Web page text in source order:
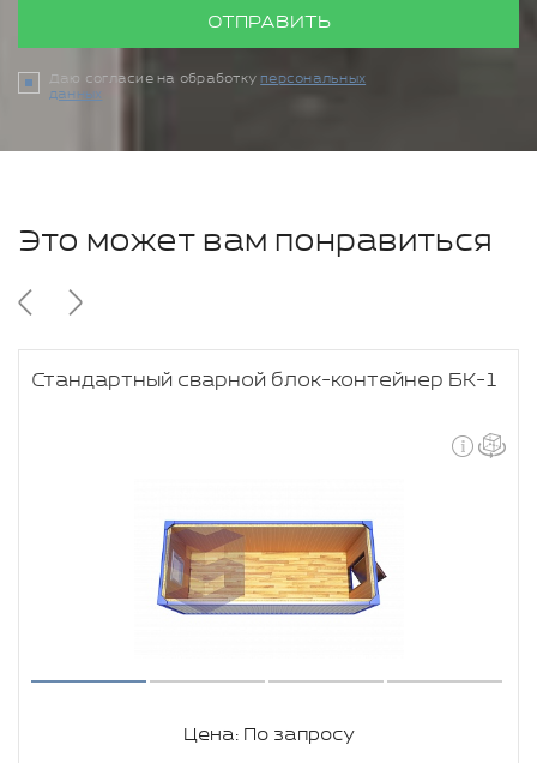
ОТПРАВИТЬ
Даю согласие на обработкуперсональных
данных
Это может вам понравиться
Стандартный сварной блок-контейнер БК-1
Цена: По запросу